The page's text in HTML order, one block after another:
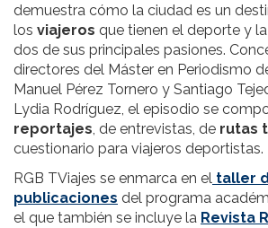
demuestra cómo la ciudad es un
los viajeros que tienen el deporte y la
dos de sus principales pasiones.
directores del Máster en Periodismo
Manuel Pérez Tornero y Santiago
Lydia Rodríguez, el episodio se
reportajes, de entrevistas, de rutas
cuestionario para viajeros deportistas.
RGB TViajes se enmarca en el taller
publicaciones del programa
el que también se incluye la Revista